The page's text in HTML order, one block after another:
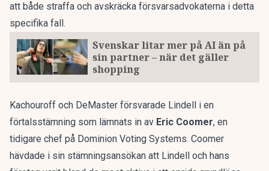
att både straffa och avskräcka försvarsadvokaterna i detta
specifika fall.
Svenskar litar mer på AI än på
sin partner – när det gäller
shopping
Kachouroff och DeMaster försvarade Lindell i en
förtalsstämning som lämnats in av Eric Coomer, en
tidigare chef på Dominion Voting Systems. Coomer
hävdade i sin stämningsansökan att Lindell och hans